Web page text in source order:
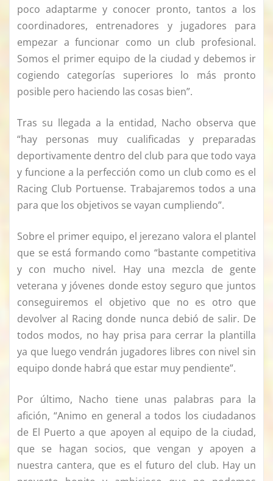
poco adaptarme y conocer pronto, tantos a los
coordinadores, entrenadores y jugadores para
empezar a funcionar como un club profesional.
Somos el primer equipo de la ciudad y debemos ir
cogiendo categorías superiores lo más pronto
posible pero haciendo las cosas bien”.
Tras su llegada a la entidad, Nacho observa que
“hay personas muy cualificadas y preparadas
deportivamente dentro del club para que todo vaya
y funcione a la perfección como un club como es el
Racing Club Portuense. Trabajaremos todos a una
para que los objetivos se vayan cumpliendo”.
Sobre el primer equipo, el jerezano valora el plantel
que se está formando como “bastante competitiva
y con mucho nivel. Hay una mezcla de gente
veterana y jóvenes donde estoy seguro que juntos
conseguiremos el objetivo que no es otro que
devolver al Racing donde nunca debió de salir. De
todos modos, no hay prisa para cerrar la plantilla
ya que luego vendrán jugadores libres con nivel sin
equipo donde habrá que estar muy pendiente”.
Por último, Nacho tiene unas palabras para la
afición, “Animo en general a todos los ciudadanos
de El Puerto a que apoyen al equipo de la ciudad,
que se hagan socios, que vengan y apoyen a
nuestra cantera, que es el futuro del club. Hay un